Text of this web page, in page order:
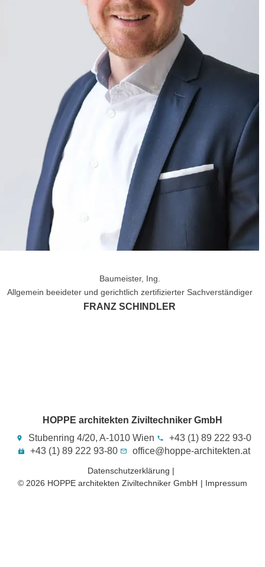
Baumeister, Ing.
Allgemein beeideter und gerichtlich zertifizierter Sachverständiger
FRANZ SCHINDLER
HOPPE architekten Ziviltechniker GmbH
Stubenring 4/20, A-1010 Wien
+43 (1) 89 222 93-0
+43 (1) 89 222 93-80
office@hoppe-architekten.at
Datenschutzerklärung |
© 2026 HOPPE architekten Ziviltechniker GmbH​ | Impressum